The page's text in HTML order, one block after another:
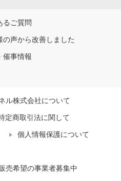
るご質問
の声から改善しました
催事情報
ル株式会社について
定商取引法に関して
個人情報保護について
売希望の事業者募集中